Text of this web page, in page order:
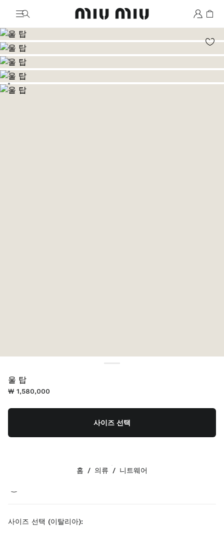
MiuMiu logo
이미지로 이동 1
이미지로 이동 2
이미지로 이동 3
이미지로 이동 4
이미지로 이동 5
이미지로 이동 6
울 탑
₩ 1,580,000
사이즈 선택
슬레이트 그레이
사이즈 선택 (이탈리아):
홈 / 의류 / 니트웨어
연락처